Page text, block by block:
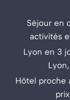
Séjour en
activités
Lyon en 3
Hôtel proche